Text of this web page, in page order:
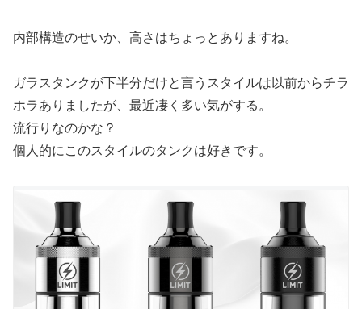
内部構造のせいか、高さはちょっとありますね。
ガラスタンクが下半分だけと言うスタイルは以前からチラ
ホラありましたが、最近凄く多い気がする。
流行りなのかな？
個人的にこのスタイルのタンクは好きです。